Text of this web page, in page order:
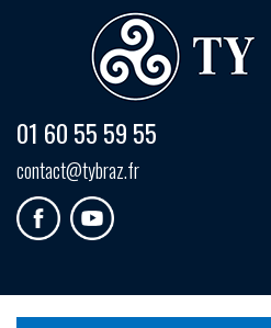
01 60 55 59 55
contact@tybraz.fr